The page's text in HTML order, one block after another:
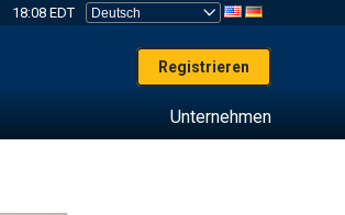
18:08 EDT
Registrieren
Unternehmen